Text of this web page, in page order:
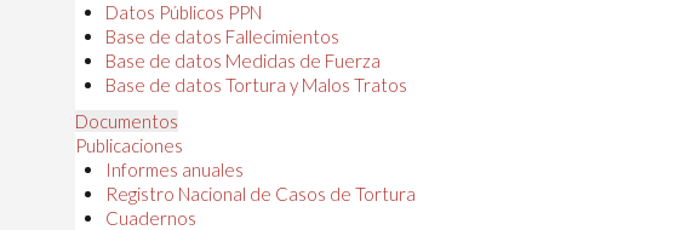
Datos Públicos PPN
Base de datos Fallecimientos
Base de datos Medidas de Fuerza
Base de datos Tortura y Malos Tratos
Documentos
Publicaciones
Informes anuales
Registro Nacional de Casos de Tortura
Cuadernos